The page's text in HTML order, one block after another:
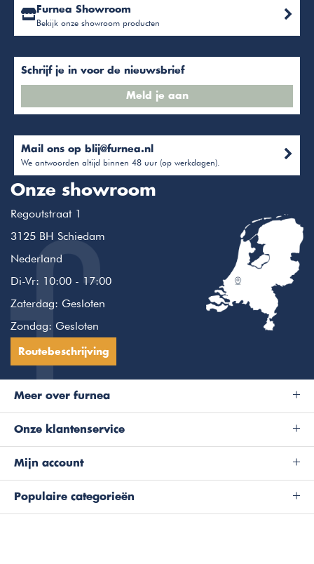
Furnea Showroom
Bekijk onze showroom producten
Schrijf je in voor de nieuwsbrief
Meld je aan
Mail ons op blij@furnea.nl
We antwoorden altijd binnen 48 uur (op werkdagen).
Onze showroom
Regoutstraat 1
3125 BH Schiedam
Nederland
Di-Vr: 10:00 - 17:00
Zaterdag: Gesloten
Zondag: Gesloten
Routebeschrijving
Meer over furnea
Onze klantenservice
Populaire categorieën
Mijn account